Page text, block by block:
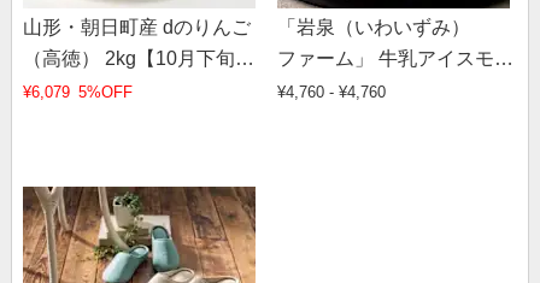
山形・朝日町産 dのりんご
（高徳） 2kg【10月下旬～
11月中旬頃お届け】
¥6,079 5%OFF
「岩泉（いわいずみ）
ファーム」 牛乳アイスモナ
カ 2種×各5袋
¥4,760 - ¥4,760